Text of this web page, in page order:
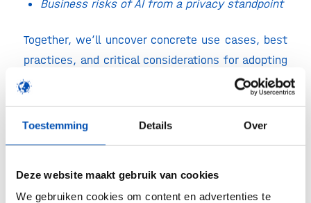
Toestemming Details Over
Deze website maakt gebruik van cookies
We gebruiken cookies om content en advertenties te
Business risks of AI from a privacy standpoint
Together, we’ll uncover concrete use cases, best
practices, and critical considerations for adopting
AI and automation in the Life Sciences & Health
Speakers: